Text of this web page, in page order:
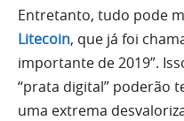
Entretanto, tudo pode
Litecoin, que já foi
importante de 2019”.
“prata digital” poderão
uma extrema